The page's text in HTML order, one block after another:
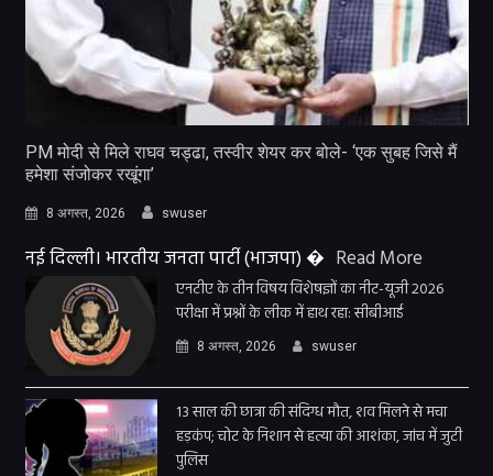
PM मोदी से मिले राघव चड्ढा, तस्वीर शेयर कर बोले- ‘एक सुबह जिसे मैं
हमेशा संजोकर रखूंगा’
8 अगस्त, 2026 swuser
नई दिल्ली। भारतीय जनता पार्टी (भाजपा) � Read More
एनटीए के तीन विषय विशेषज्ञों का नीट-यूजी 2026
परीक्षा में प्रश्नों के लीक में हाथ रहा: सीबीआई
8 अगस्त, 2026 swuser
13 साल की छात्रा की संदिग्ध मौत, शव मिलने से मचा
हड़कंप; चोट के निशान से हत्या की आशंका, जांच में जुटी
पुलिस